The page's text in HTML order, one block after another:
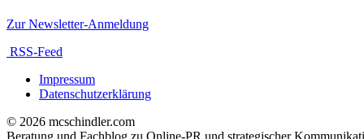
Zur Newsletter-Anmeldung
RSS-Feed
Impressum
Datenschutzerklärung
© 2026 mcschindler.com
Beratung und Fachblog zu Online-PR und strategischer